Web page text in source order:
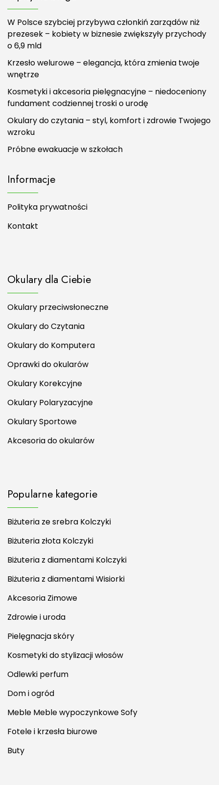
W Polsce szybciej przybywa członkiń zarządów niż
prezesek – kobiety w biznesie zwiększyły przychody
o 6,9 mld
Krzesło welurowe – elegancja, która zmienia twoje
wnętrze
Kosmetyki i akcesoria pielęgnacyjne – niedoceniony
fundament codziennej troski o urodę
Okulary do czytania – styl, komfort i zdrowie Twojego
wzroku
Próbne ewakuacje w szkołach
Informacje
Polityka prywatności
Kontakt
Okulary dla Ciebie
Okulary przeciwsłoneczne
Okulary do Czytania
Okulary do Komputera
Oprawki do okularów
Okulary Korekcyjne
Okulary Polaryzacyjne
Okulary Sportowe
Akcesoria do okularów
Popularne kategorie
Biżuteria ze srebra Kolczyki
Biżuteria złota Kolczyki
Biżuteria z diamentami Kolczyki
Biżuteria z diamentami Wisiorki
Akcesoria Zimowe
Zdrowie i uroda
Pielęgnacja skóry
Kosmetyki do stylizacji włosów
Odlewki perfum
Dom i ogród
Meble Meble wypoczynkowe Sofy
Fotele i krzesła biurowe
Buty